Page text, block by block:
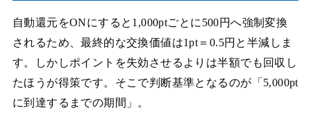
自動還元をONにすると1,000ptごとに500円へ強制変換
されるため、最終的な交換価値は1pt＝0.5円と半減しま
す。しかしポイントを失効させるよりは半額でも回収し
たほうが得策です。そこで判断基準となるのが「5,000pt
に到達するまでの期間」。